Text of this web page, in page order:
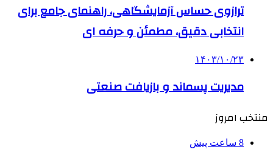
ترازوی حساس آزمایشگاهی، راهنمای جامع برای
انتخابی دقیق، مطمئن و حرفه ای
۱۴۰۳/۱۰/۲۳
مدیریت پسماند و بازیافت صنعتی
منتخب امروز
8 ساعت پیش